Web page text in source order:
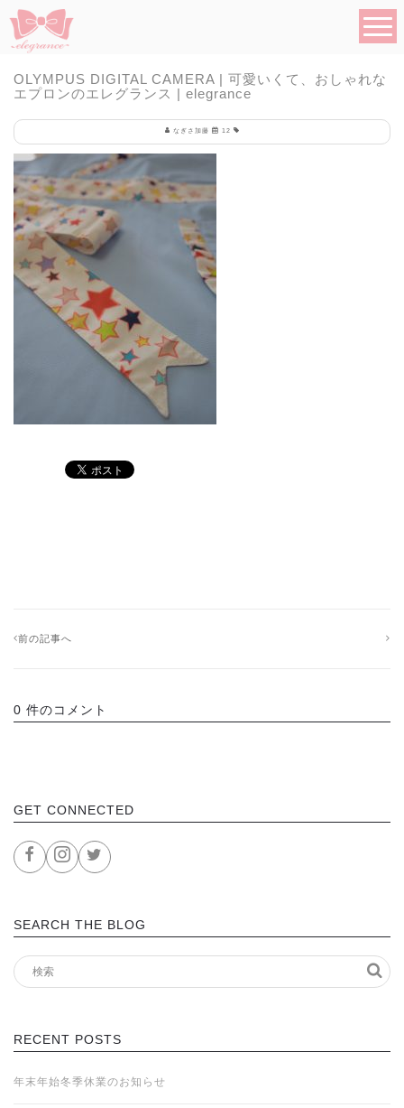
OLYMPUS DIGITAL CAMERA | 可愛いくて、おしゃれな
エプロンのエレグランス | elegrance
なぎさ加藤 12
前の記事へ
0 件のコメント
GET CONNECTED
SEARCH THE BLOG
RECENT POSTS
年末年始冬季休業のお知らせ